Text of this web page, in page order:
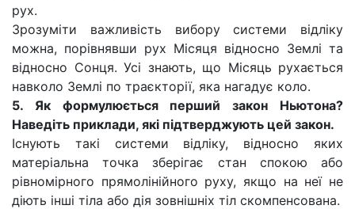
рух.
Зрозуміти важливість вибору системи відліку
можна, порівнявши рух Місяця відносно Землі та
відносно Сонця. Усі знають, що Місяць рухається
навколо Землі по траєкторії, яка нагадує коло.
5. Як формулюється перший закон Ньютона?
Наведіть приклади, які підтверджують цей закон.
Існують такі системи відліку, відносно яких
матеріальна точка зберігає стан спокою або
рівномірного прямолінійного руху, якщо на неї не
діють інші тіла або дія зовнішніх тіл скомпенсована.